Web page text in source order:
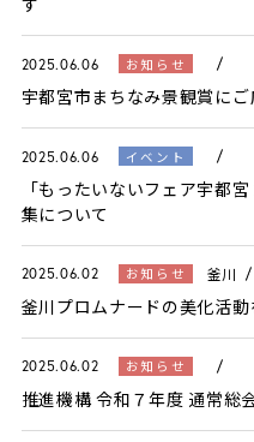
2025.06.06 お知らせ
宇都宮市まちなみ景観賞に
2025.06.06 イベント
「もったいないフェア宇都
集について
2025.06.02 お知らせ 釜川
釜川プロムナードの美化活動
2025.06.02 お知らせ
推進機構 令和７年度 通常総